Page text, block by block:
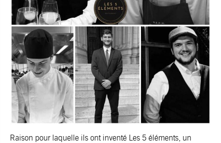
Raison pour laquelle ils ont inventé Les 5 éléments , un